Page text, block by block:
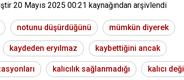
20 Mayıs 2025 00:21 kaynağından arşivlendi
notunu düşürdüğünü mümkün diyerek
kaydeden eryılmaz kaybettiğini ancak
kalıcılık sağlanmadığı kalıcı değil